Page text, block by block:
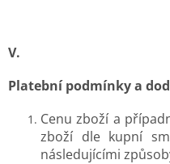
V.
Platební podmínky a
Cenu zboží a
zboží dle kupní
následujícími